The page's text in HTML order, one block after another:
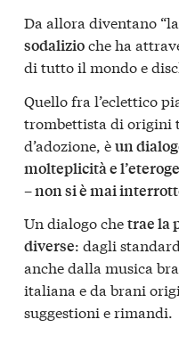
Da allora diventano
sodalizioche ha
di tutto il mondo e
Quello fra l’eclettico
trombettista di origini
d’adozione, èun
molteplicità e
– non si è mai
Un dialogo chetrae la
diverse: dagli
anche dalla musica
italiana e da brani
suggestioni e rimandi.